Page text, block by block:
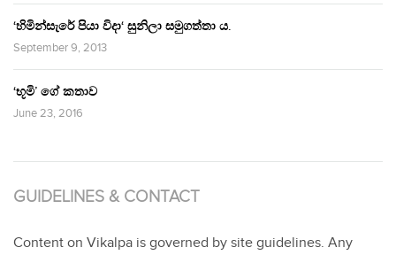
‘හිමින්සැරේ පියා විදා‘ සුනිලා සමුගත්තා ය.
September 9, 2013
‘භූමි’ ගේ කතාව
June 23, 2016
GUIDELINES & CONTACT
Content on Vikalpa is governed by site guidelines. Any